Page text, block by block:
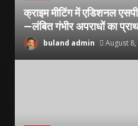
क्राइम मीटिंग में एडिशनल
—लंबित गंभीर अपराधों का
buland admin August